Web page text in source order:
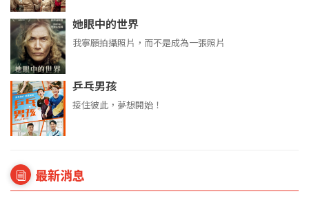
她眼中的世界
我寧願拍攝照片，而不是成為一張照片
乒乓男孩
接住彼此，夢想開始！
最新消息